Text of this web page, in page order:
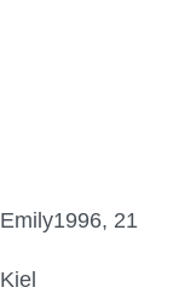
Emily1996, 21
Kiel